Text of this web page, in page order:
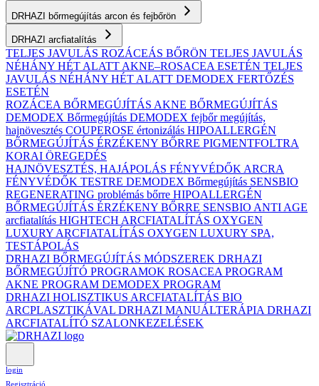
DRHAZI bőrmegújítás arcon és fejbőrön
DRHAZI arcfiatalítás
TELJES JAVULÁS ROZÁCEÁS BŐRÖN TELJES JAVULÁS
NÉHÁNY HÉT ALATT AKNE–ROSACEA ESETÉN TELJES
JAVULÁS NÉHÁNY HÉT ALATT DEMODEX FERTŐZÉS
ESETÉN
ROZÁCEA BŐRMEGÚJÍTÁS AKNE BŐRMEGÚJÍTÁS
DEMODEX Bőrmegújítás DEMODEX fejbőr megújítás,
hajnövesztés COUPEROSE értonizálás HIPOALLERGÉN
BŐRMEGÚJÍTÁS ÉRZÉKENY BŐRRE PIGMENTFOLTRA
KORAI ÖREGEDÉS
HAJNÖVESZTÉS, HAJÁPOLÁS FÉNYVÉDŐK ARCRA
FÉNYVÉDŐK TESTRE DEMODEX Bőrmegújítás SENSBIO
REGENERATING problémás bőrre HIPOALLERGÉN
BŐRMEGÚJÍTÁS ÉRZÉKENY BŐRRE SENSBIO ANTI AGE
arcfiatalítás HIGHTECH ARCFIATALÍTÁS OXYGEN
LUXURY ARCFIATALÍTÁS OXYGEN LUXURY SPA,
TESTÁPOLÁS
DRHAZI BŐRMEGÚJÍTÁS MÓDSZEREK DRHAZI
BŐRMEGÚJÍTÓ PROGRAMOK ROSACEA PROGRAM
AKNE PROGRAM DEMODEX PROGRAM
DRHAZI HOLISZTIKUS ARCFIATALÍTÁS BIO
ARCPLASZTIKÁVAL DRHAZI MANUÁLTERÁPIA DRHAZI
ARCFIATALÍTÓ SZALONKEZELÉSEK
login
Regisztráció